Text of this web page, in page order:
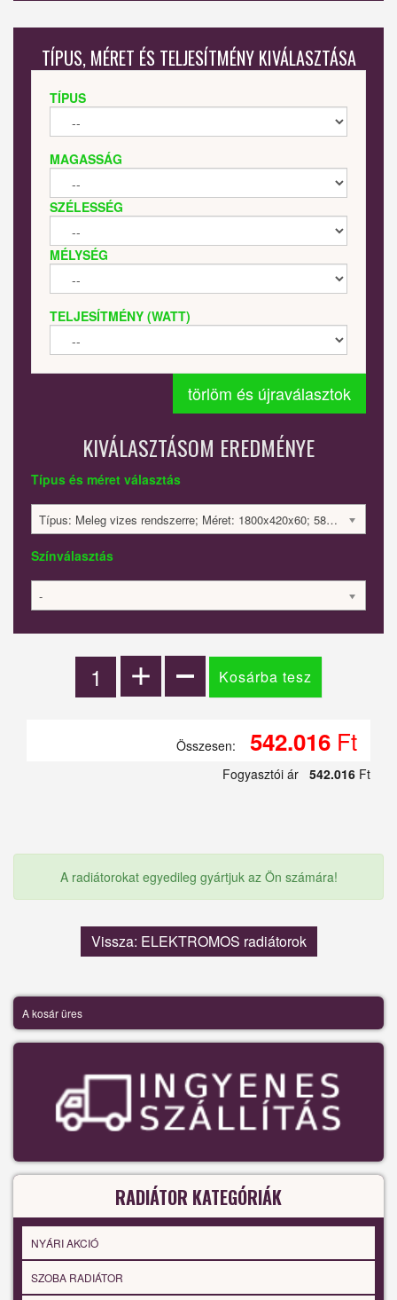
TÍPUS, MÉRET ÉS TELJESÍTMÉNY KIVÁLASZTÁSA
TÍPUS
MAGASSÁG
SZÉLESSÉG
MÉLYSÉG
TELJESÍTMÉNY (WATT)
törlöm és újraválasztok
KIVÁLASZTÁSOM EREDMÉNYE
Típus és méret választás
Típus: Meleg vizes rendszerre; Méret: 1800x420x60; 584 Watt; 542016 Ft
Színválasztás
-
Összesen: 542.016 Ft
Fogyasztói ár 542.016 Ft
A radiátorokat egyedileg gyártjuk az Ön számára!
Vissza: ELEKTROMOS radiátorok
A kosár üres
RADIÁTOR KATEGÓRIÁK
NYÁRI AKCIÓ
SZOBA RADIÁTOR